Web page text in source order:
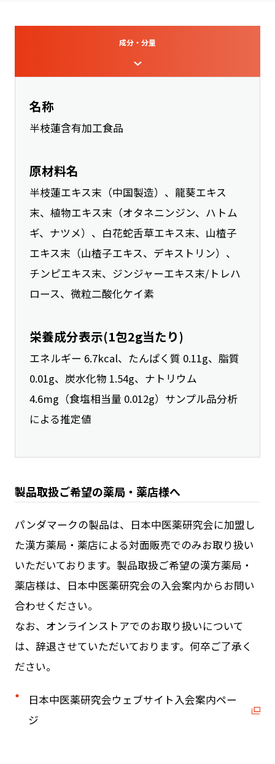
成分・分量
名称
半枝蓮含有加工食品
原材料名
半枝蓮エキス末（中国製造）、龍葵エキス
末、植物エキス末（オタネニンジン、ハトム
ギ、ナツメ）、白花蛇舌草エキス末、山楂子
エキス末（山楂子エキス、デキストリン）、
チンピエキス末、ジンジャーエキス末/トレハ
ロース、微粒二酸化ケイ素
栄養成分表示(1包2g当たり)
エネルギー 6.7kcal、たんぱく質 0.11g、脂質
0.01g、炭水化物 1.54g、ナトリウム
4.6mg（食塩相当量 0.012g）サンプル品分析
による推定値
製品取扱ご希望の薬局・薬店様へ
パンダマークの製品は、日本中医薬研究会に加盟し
た漢方薬局・薬店による対面販売でのみお取り扱い
いただいております。製品取扱ご希望の漢方薬局・
薬店様は、日本中医薬研究会の入会案内からお問い
合わせください。
なお、オンラインストアでのお取り扱いについて
は、辞退させていただいております。何卒ご了承く
ださい。
日本中医薬研究会ウェブサイト入会案内ペー
ジ